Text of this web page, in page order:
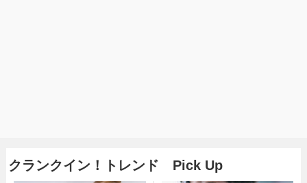
クランクイン！トレンド Pick Up